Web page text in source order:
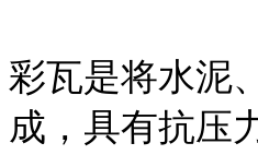
彩瓦是将水泥
成，具有抗压